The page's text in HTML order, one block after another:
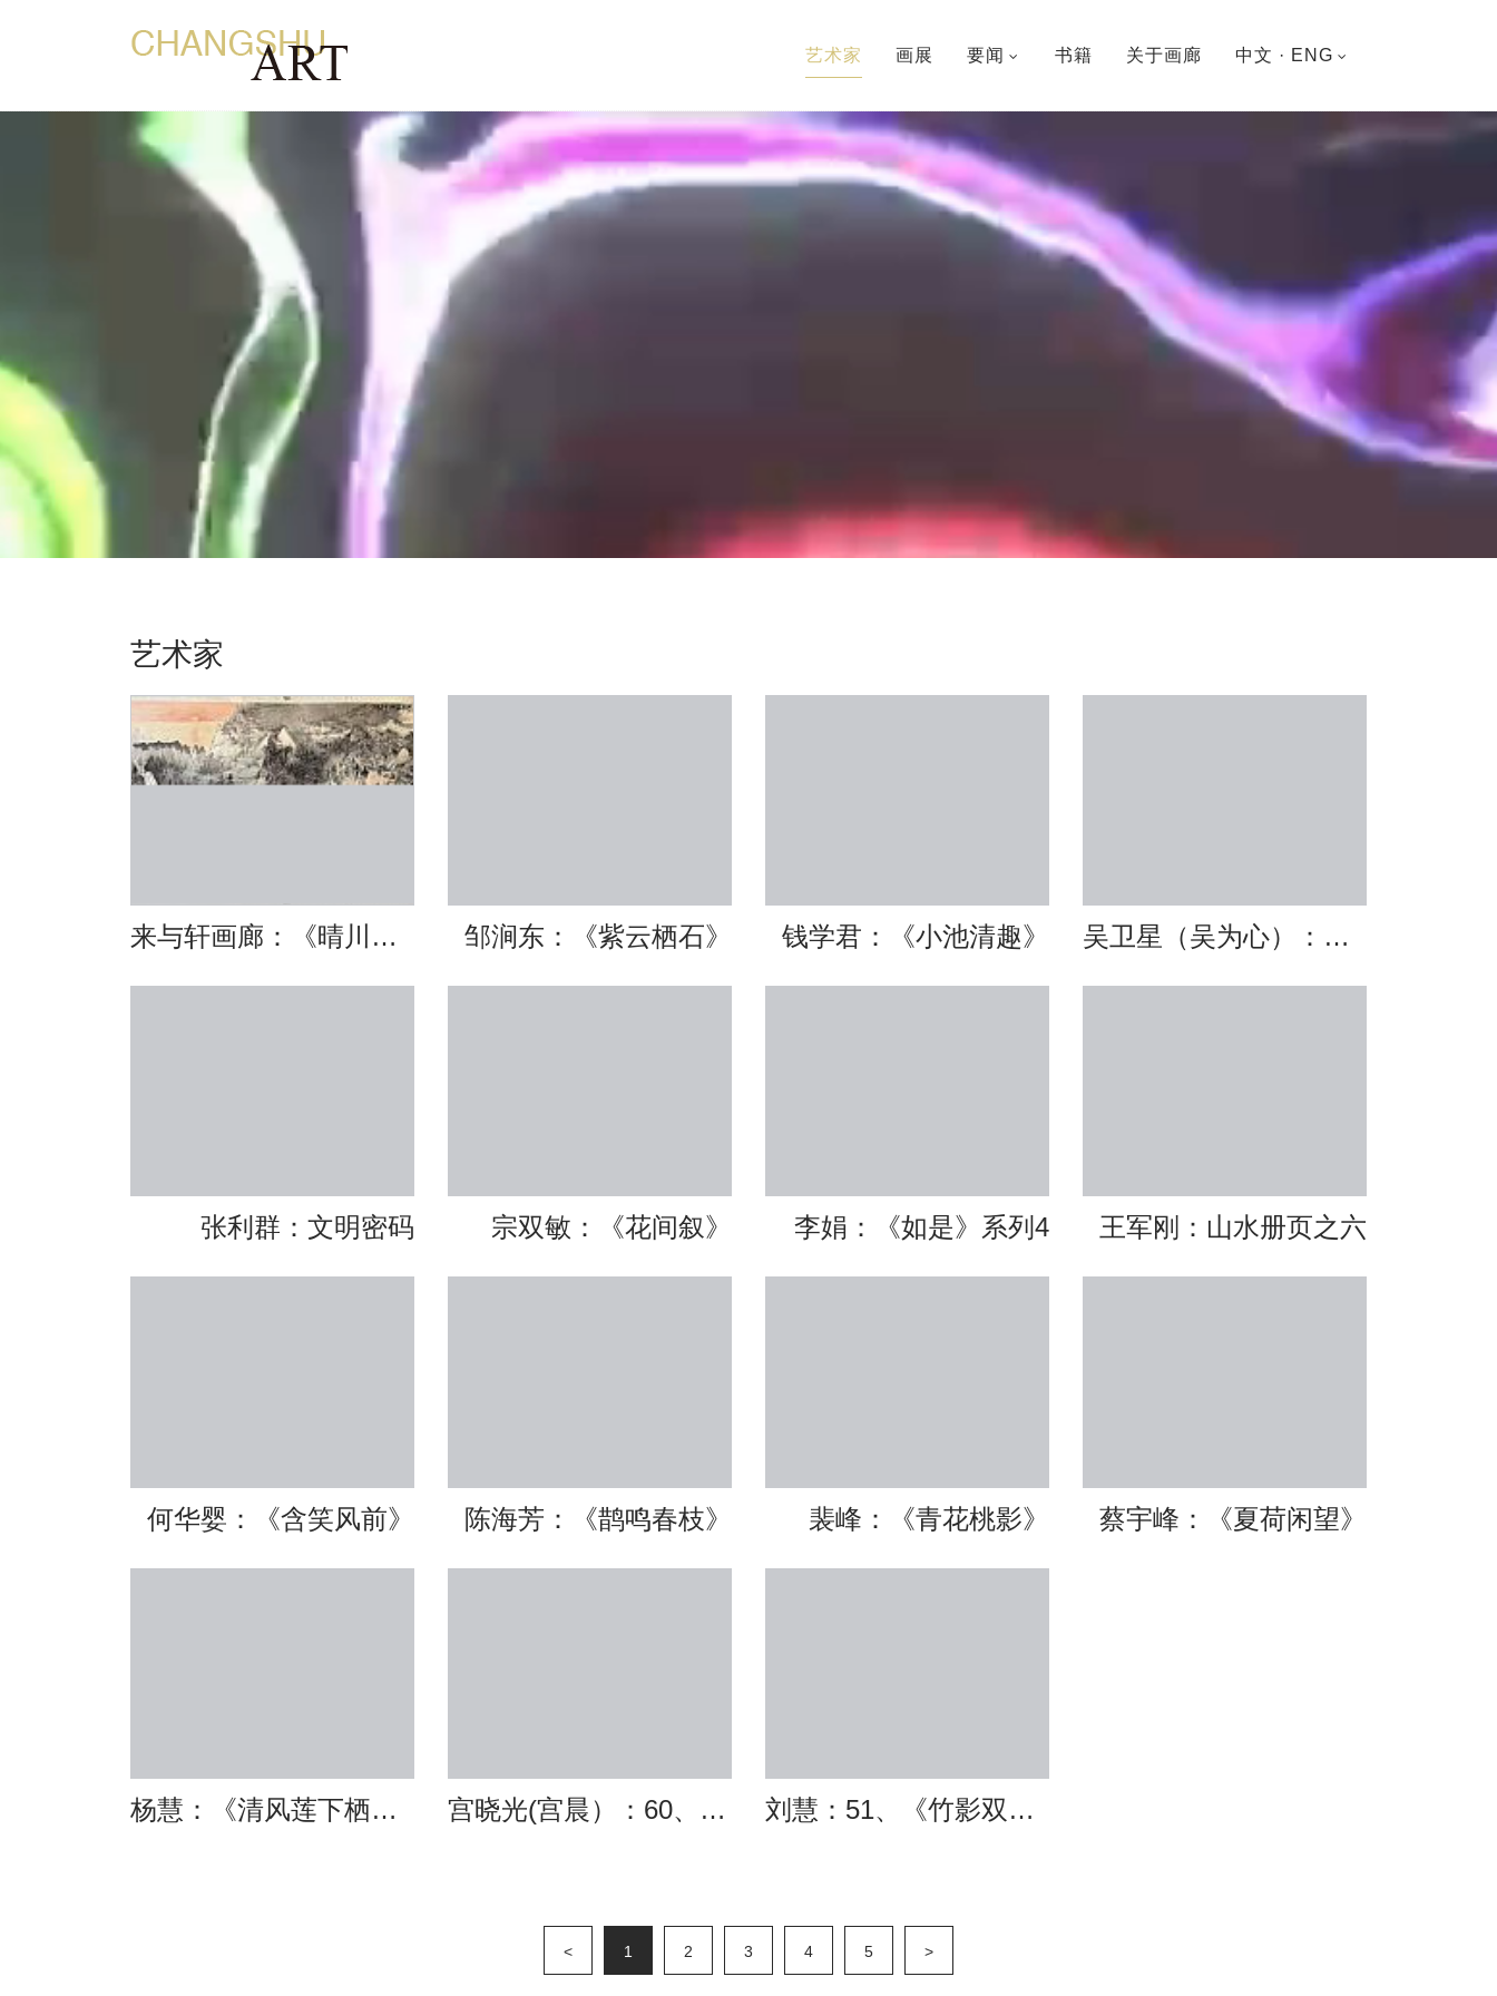
艺术家 画展 要闻 书籍 关于画廊 中文 · ENG
艺术家
来与轩画廊：《晴川揽胜》（卓越企业定制） 邹涧东：《紫云栖石》 钱学君：《小池清趣》 吴卫星（吴为心）：《粉黛映翠》
张利群：文明密码 宗双敏：《花间叙》 李娟：《如是》系列4 王军刚：山水册页之六
何华婴：《含笑风前》 陈海芳：《鹊鸣春枝》 裴峰：《青花桃影》 蔡宇峰：《夏荷闲望》
杨慧：《清风莲下栖翠羽》 宫晓光(宫晨）：60、《秀岭横云》（已售） 刘慧：51、《竹影双雀图》（已售）
< 1 2 3 4 5 >